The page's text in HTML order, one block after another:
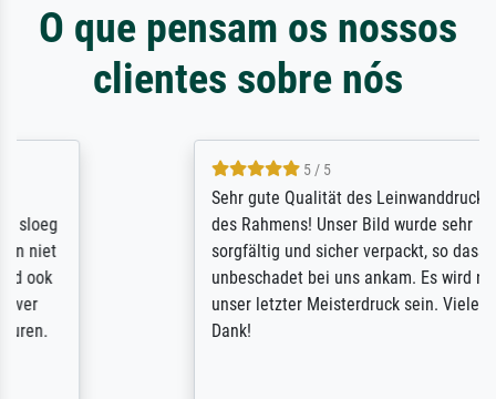
O que pensam os nossos
clientes sobre nós
Sehr gute Qualität des Leinwanddrucks und
des Rahmens! Unser Bild wurde sehr
sorgfältig und sicher verpackt, so dass es
unbeschadet bei uns ankam. Es wird nicht
unser letzter Meisterdruck sein. Vielen